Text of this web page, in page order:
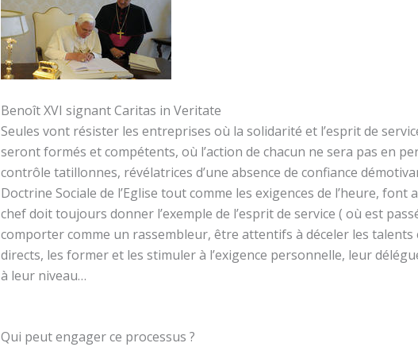
Benoît XVI signant Caritas in Veritate
Seules vont résister les entreprises où la solidarité et l’esprit de
seront formés et compétents, où l’action de chacun ne sera pas en
contrôle tatillonnes, révélatrices d’une absence de confiance
Doctrine Sociale de l’Eglise tout comme les exigences de l’heure,
chef doit toujours donner l’exemple de l’esprit de service ( où est
comporter comme un rassembleur, être attentifs à déceler les
directs, les former et les stimuler à l’exigence personnelle, leur
à leur niveau…
Qui peut engager ce processus ?